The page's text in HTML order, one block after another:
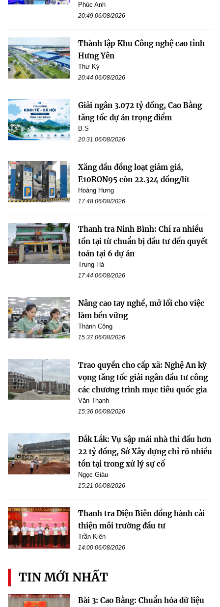
Phúc Anh
20:49 06/08/2026
Thành lập Khu Công nghệ cao tỉnh
Hưng Yên
Thư Kỳ
20:44 06/08/2026
Giải ngân 3.072 tỷ đồng, Cao Bằng
tăng tốc dự án trọng điểm
B.S
20:31 06/08/2026
Xăng dầu đồng loạt giảm giá,
E10RON95 còn 22.324 đồng/lít
Hoàng Hưng
17:48 06/08/2026
Thanh tra Ninh Bình: Chỉ ra nhiều
tồn tại từ chuẩn bị đầu tư đến quyết
toán tại 6 dự án
Trung Hà
17:44 06/08/2026
Nâng cao tay nghề, mở lối cho việc
làm bền vững
Thành Công
15:37 06/08/2026
Trao quyền cho cấp xã: Nghệ An kỳ
vọng tăng tốc giải ngân đầu tư công
các chương trình mục tiêu quốc gia
Văn Thanh
15:36 06/08/2026
Đắk Lắk: Vụ sập mái nhà thi đấu hơn
22 tỷ đồng, Sở Xây dựng chỉ rõ nhiều
tồn tại trong xử lý sự cố
Ngọc Giàu
15:21 06/08/2026
Thanh tra Điện Biên đồng hành cải
thiện môi trường đầu tư
Trần Kiên
14:00 06/08/2026
TIN MỚI NHẤT
Bài 3: Cao Bằng: Chuẩn hóa dữ liệu